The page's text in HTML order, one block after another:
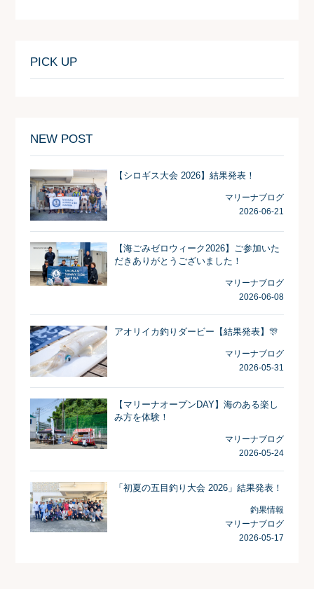
PICK UP
NEW POST
【シロギス大会 2026】結果発表！
マリーナブログ
2026-06-21
【海ごみゼロウィーク2026】ご参加いた
だきありがとうございました！
マリーナブログ
2026-06-08
アオリイカ釣りダービー【結果発表】🎊
マリーナブログ
2026-05-31
【マリーナオープンDAY】海のある楽し
み方を体験！
マリーナブログ
2026-05-24
「初夏の五目釣り大会 2026」結果発表！
釣果情報
マリーナブログ
2026-05-17